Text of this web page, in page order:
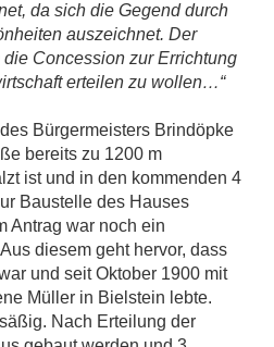
da sich die Gegend durch
auszeichnet. Der
Concession zur Errichtung
erteilen zu wollen…“
Bürgermeisters Brindöpke
bereits zu 1200 m
ist und in den kommenden 4
Baustelle des Hauses
Antrag war noch ein
diesem geht hervor, dass
und seit Oktober 1900 mit
Müller in Bielstein lebte.
Nach Erteilung der